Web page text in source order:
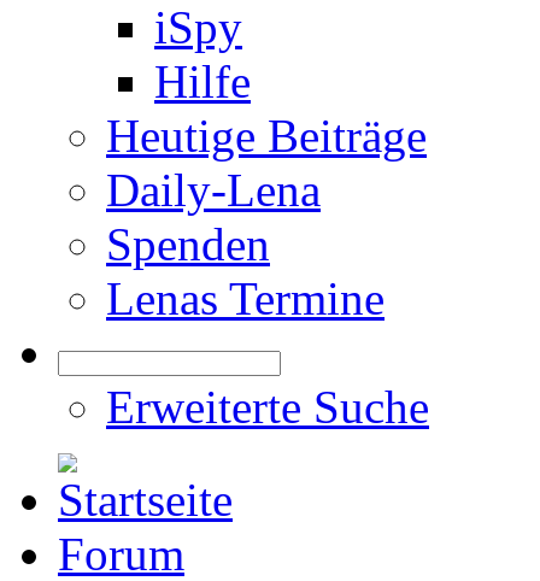
iSpy
Hilfe
Heutige Beiträge
Daily-Lena
Spenden
Lenas Termine
Erweiterte Suche
Forum